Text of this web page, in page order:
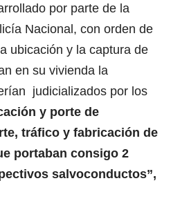
por parte de la
Nacional, con orden de
ubicación y la captura de
en su vivienda la
judicializados por los
y porte de
tráfico y fabricación de
portaban consigo 2
salvoconductos”,